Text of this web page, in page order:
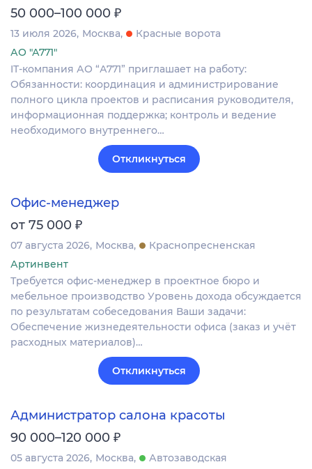
50 000–100 000 ₽
13 июля 2026 Москва
Красные ворота
АО "А771"
IT-компания АО “А771” приглашает на работу:
Обязанности: координация и администрирование
полного цикла проектов и расписания руководителя,
информационная поддержка; контроль и ведение
необходимого внутреннего…
Откликнуться
Офис-менеджер
от 75 000 ₽
07 августа 2026 Москва
Краснопресненская
Артинвент
Требуется офис-менеджер в проектное бюро и
мебельное производство Уровень дохода обсуждается
по результатам собеседования Ваши задачи:
Обеспечение жизнедеятельности офиса (заказ и учёт
расходных материалов)…
Откликнуться
Администратор салона красоты
90 000–120 000 ₽
05 августа 2026 Москва
Автозаводская